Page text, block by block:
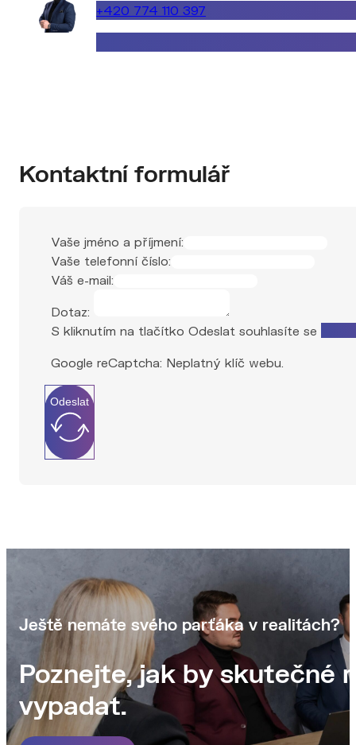
+420 774 110 397
Kontaktní formulář
Vaše jméno a příjmení:
Vaše telefonní číslo:
Váš e-mail:
Dotaz:
S kliknutím na tlačítko Odeslat souhlasíte se
Google reCaptcha: Neplatný klíč webu.
Odeslat
Ještě nemáte svého parťáka v realitách?
Poznejte, jak by skutečné
vypadat.